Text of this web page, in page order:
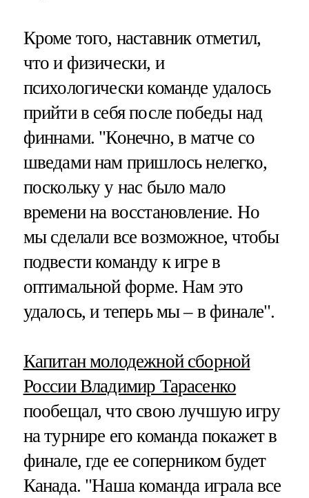
Кроме того, наставник отметил,
что и физически, и
психологически команде удалось
прийти в себя после победы над
финнами. "Конечно, в матче со
шведами нам пришлось нелегко,
поскольку у нас было мало
времени на восстановление. Но
мы сделали все возможное, чтобы
подвести команду к игре в
оптимальной форме. Нам это
удалось, и теперь мы – в финале".
Капитан молодежной сборной
России Владимир Тарасенко
пообещал, что свою лучшую игру
на турнире его команда покажет в
финале, где ее соперником будет
Канада. "Наша команда играла все